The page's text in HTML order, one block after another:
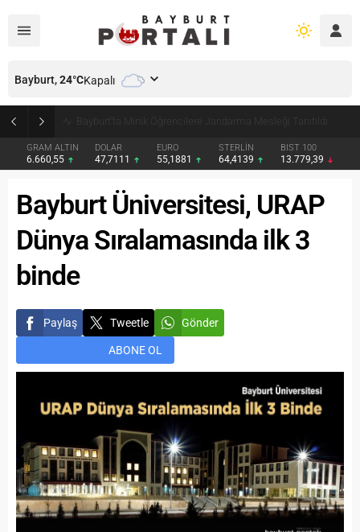
Bayburt’ta Minik Öğrencilere Jandarma Mesleği Tanıtıldı
GRAM ALTIN
6.660,55
DOLAR
47,7111
EURO
55,1881
STERLİN
64,4139
BIST 100
13.779,39
Bayburt,24°CKapalı
Bayburt Üniversitesi, URAP
Dünya Sıralamasında ilk 3
binde
Paylaş Tweetle Gönder
ABONE OL